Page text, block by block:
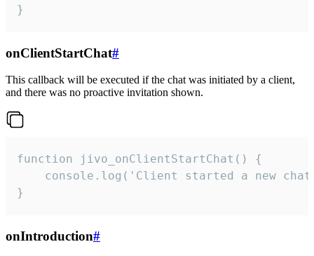
}
onClientStartChat#
This callback will be executed if the chat was initiated by a client,
and there was no proactive invitation shown.
function jivo_onClientStartChat() {
console.log('Client started a new
}
onIntroduction#